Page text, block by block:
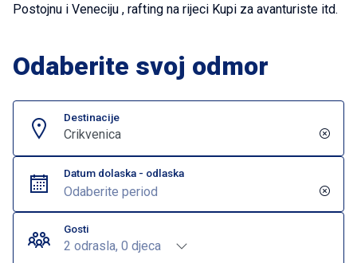
Postojnu i Veneciju , rafting na rijeci Kupi za avanturiste itd.
Odaberite svoj odmor
Destinacije
Crikvenica
Datum dolaska - odlaska
Gosti
2 odrasla, 0 djeca